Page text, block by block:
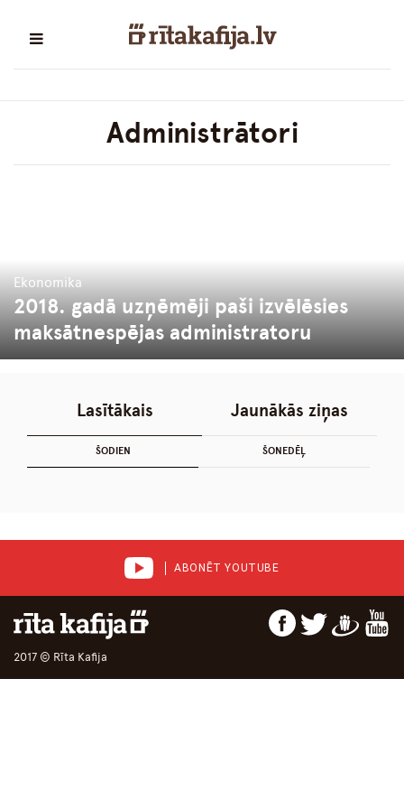
Administrātori
Ekonomika
2018. gadā uzņēmēji paši izvēlēsies
maksātnespējas administratoru
Lasītākais
ŠODIEN ŠONEDĒĻ
Jaunākās ziņas
ABONĒT YOUTUBE
2017 © Rīta Kafija